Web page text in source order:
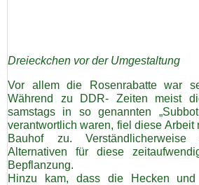
500 Jahre Marienberg 2022
Fotogalerie
Mitgliederbereich
Dreieckchen vor der Umgestaltung
Vor allem die Rosenrabatte war
Während zu DDR- Zeiten meist
samstags in so genannten
verantwortlich waren, fiel diese Arbeit
Bauhof zu.
Alternativen für diese
Bepflanzung.
Hinzu kam, dass die Hecken